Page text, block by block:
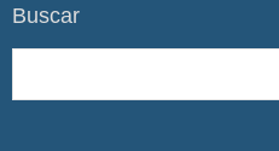
Buscar